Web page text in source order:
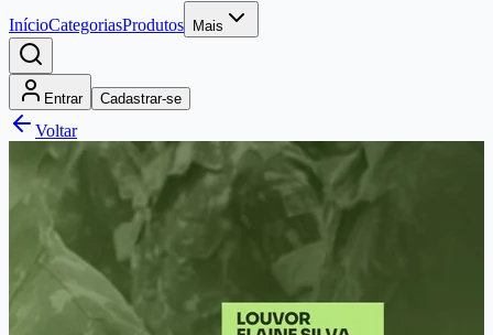
InícioCategoriasProdutos Mais
Entrar Cadastrar-se
Voltar